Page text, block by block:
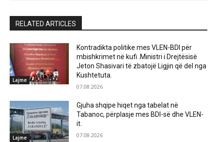
RELATED ARTICLES
Lajme
Kontradikta politike mes VLEN-BDI për
mbishkrimet në kufi .Ministri i Drejtësisë
Jeton Shasivari të zbatojë Ligjin që del nga
Kushtetuta.
07.08.2026
Lajme
Gjuha shqipe hiqet nga tabelat në
Tabanoc, përplasje mes BDI-së dhe VLEN-
it.
07.08.2026